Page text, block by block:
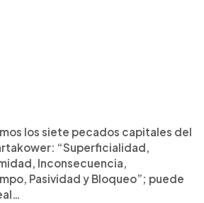
los siete pecados capitales del
“Superficialidad,
Inconsecuencia,
Pasividad y Bloqueo”; puede